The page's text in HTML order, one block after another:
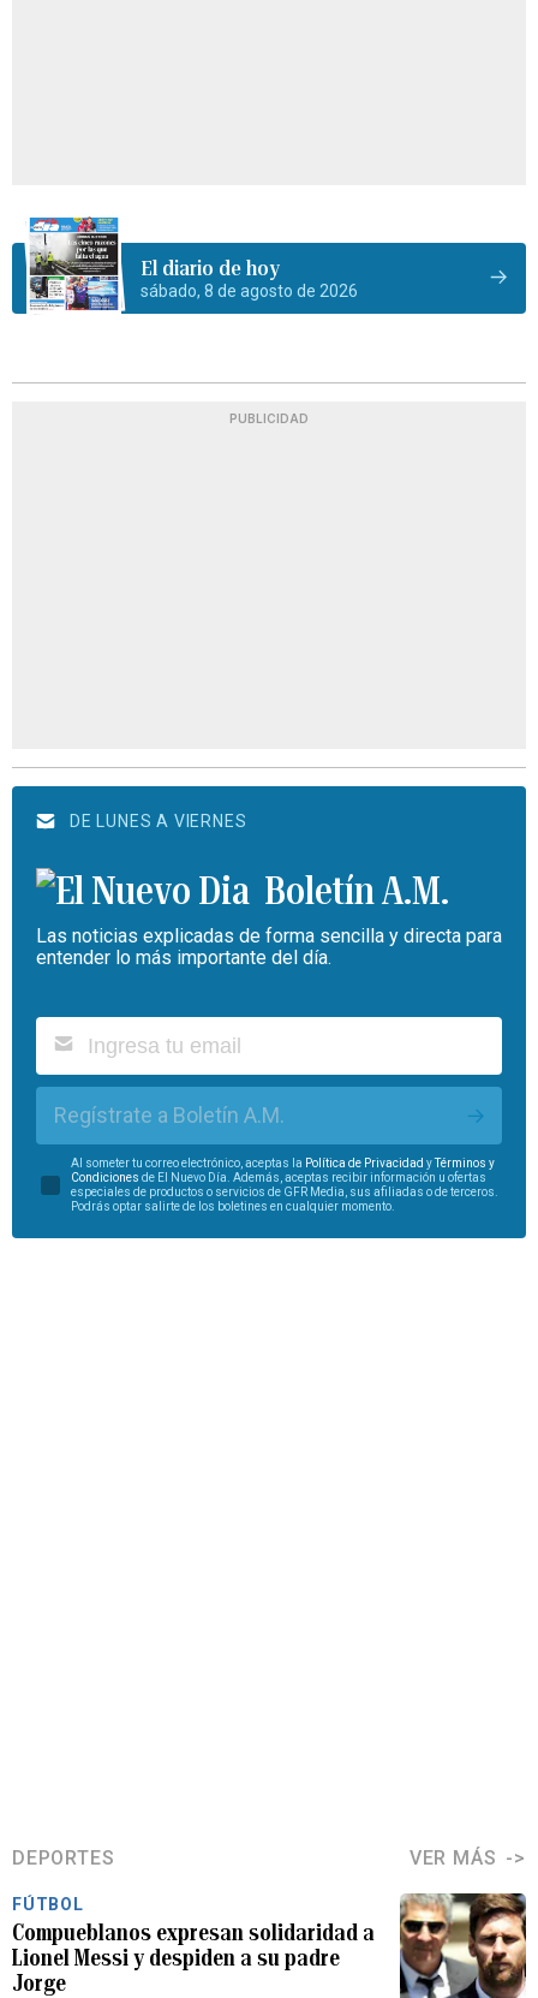
El diario de hoy
sábado, 8 de agosto de 2026
PUBLICIDAD
DE LUNES A VIERNES
Boletín A.M.
Las noticias explicadas de forma sencilla y directa para
entender lo más importante del día.
Regístrate a Boletín A.M.
Al someter tu correo electrónico, aceptas la Política de Privacidad y
Términos y
Condiciones de El Nuevo Día. Además, aceptas recibir información u ofertas
especiales de productos o servicios de GFR Media, sus afiliadas o de terceros.
Podrás optar salirte de los boletines en cualquier momento.
DEPORTES VER MÁS
FÚTBOL
Compueblanos expresan solidaridad a
Lionel Messi y despiden a su padre
Jorge